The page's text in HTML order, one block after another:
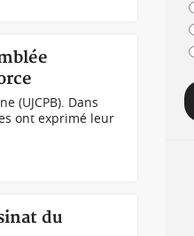
(UJCPB). Dans
ont exprimé leur
du